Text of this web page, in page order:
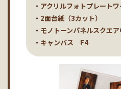
・アクリルフォトプレート
・2面台紙（3カット）
・モノトーンパネルスクエア
・キャンバス F4